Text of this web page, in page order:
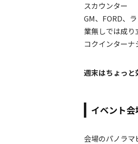
スカウンター
GM、FORD、
業無しでは成
コクインターナ
週末はちょっと
イベント
会場のパノラマ